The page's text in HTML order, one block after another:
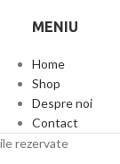
MENIU
Home
Shop
Despre noi
Contact
rezervate